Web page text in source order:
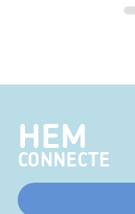
HEM
CONNECTE